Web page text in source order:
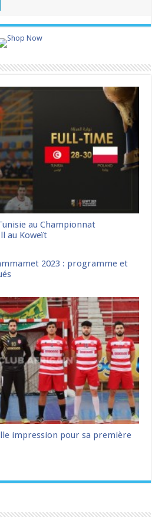
au Championnat
au Koweït
2023 : programme et
impression pour sa première